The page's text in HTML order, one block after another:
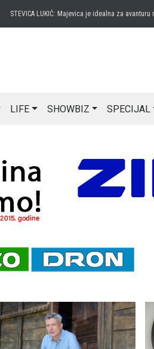
STEVICA LUKIĆ: Majevica je idealna za avanturu na
LIFE SHOWBIZ SPECIJAL